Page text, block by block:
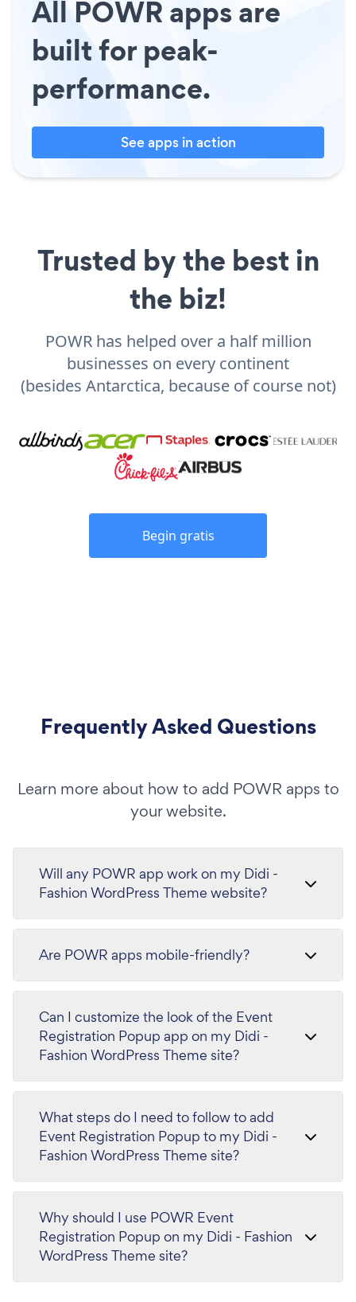
All POWR apps are
built for peak-
performance.
See apps in action
Trusted by the best in
the biz!
POWR has helped over a half million
businesses on every continent
(besides Antarctica, because of course not)
Begin gratis
Frequently Asked Questions
Learn more about how to add POWR apps to
your website.
Will any POWR app work on my Didi -
Fashion WordPress Theme website?
Are POWR apps mobile-friendly?
Can I customize the look of the Event
Registration Popup app on my Didi -
Fashion WordPress Theme site?
What steps do I need to follow to add
Event Registration Popup to my Didi -
Fashion WordPress Theme site?
Why should I use POWR Event
Registration Popup on my Didi - Fashion
WordPress Theme site?